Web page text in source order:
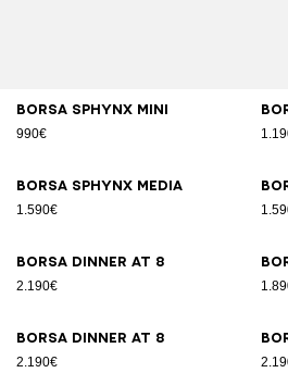
Borsa SPHYNX Mini
990€
Borsa SPHYNX Media
1.590€
Borsa DINNER AT 8
2.190€
Borsa DINNER AT 8
2.190€